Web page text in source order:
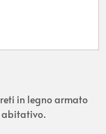
in legno armato
abitativo.